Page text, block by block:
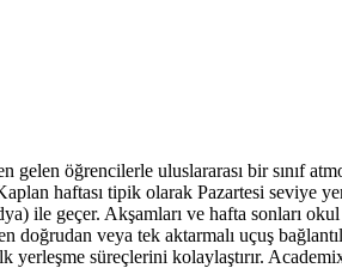
öğrencilerle uluslararası bir sınıf
haftası tipik olarak Pazartesi seviye
geçer. Akşamları ve hafta sonları
veya tek aktarmalı uçuş
süreçlerini kolaylaştırır.